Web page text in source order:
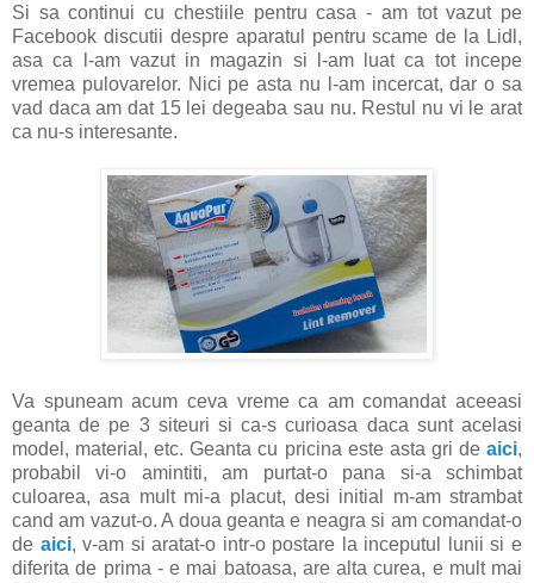
Si sa continui cu chestiile pentru casa - am tot vazut pe
Facebook discutii despre aparatul pentru scame de la Lidl,
asa ca l-am vazut in magazin si l-am luat ca tot incepe
vremea pulovarelor. Nici pe asta nu l-am incercat, dar o sa
vad daca am dat 15 lei degeaba sau nu. Restul nu vi le arat
ca nu-s interesante.
Va spuneam acum ceva vreme ca am comandat aceeasi
geanta de pe 3 siteuri si ca-s curioasa daca sunt acelasi
model, material, etc. Geanta cu pricina este asta gri de aici,
probabil vi-o amintiti, am purtat-o pana si-a schimbat
culoarea, asa mult mi-a placut, desi initial m-am strambat
cand am vazut-o. A doua geanta e neagra si am comandat-o
de aici, v-am si aratat-o intr-o postare la inceputul lunii si e
diferita de prima - e mai batoasa, are alta curea, e mult mai